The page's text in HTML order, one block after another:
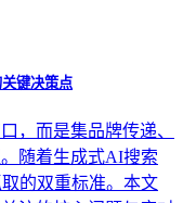
键决策点
，而是集品牌传递、
随着生成式AI搜索
的双重标准。本文